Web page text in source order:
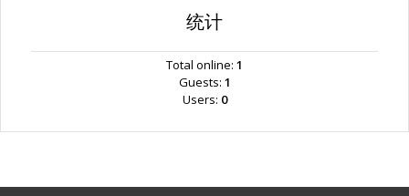
统计
Total online: 1
Guests: 1
Users: 0